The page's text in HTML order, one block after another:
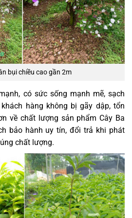
bụi chiều cao gần 2m
có sức sống mạnh mẽ, sạch
hàng không bị gãy dập, tổn
về chất lượng sản phẩm Cây Ba
bảo hành uy tín, đổi trả khi phát
chất lượng.